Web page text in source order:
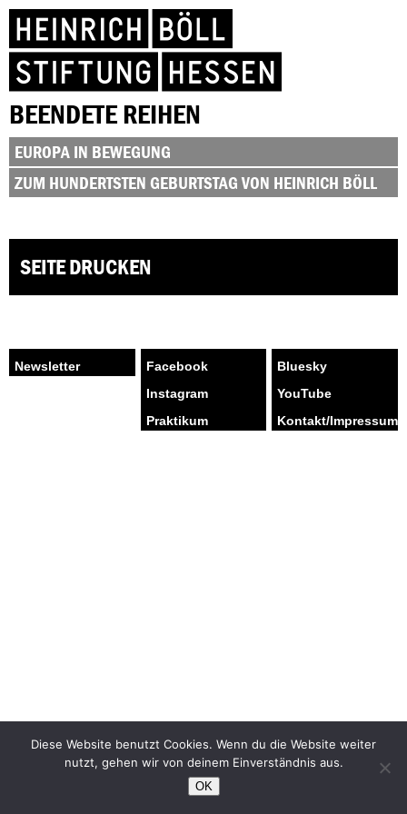
BEENDETE REIHEN
EUROPA IN BEWEGUNG
ZUM HUNDERTSTEN GEBURTSTAG VON HEINRICH BÖLL
SEITE DRUCKEN
Facebook
Bluesky
Instagram
YouTube
Praktikum
Kontakt/Impressum
Diese Website benutzt Cookies. Wenn du die Website weiter
nutzt, gehen wir von deinem Einverständnis aus.
OK